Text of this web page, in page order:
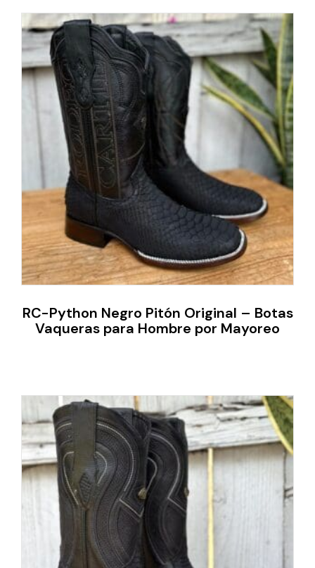
RC-Python Negro Pitón Original – Botas
Vaqueras para Hombre por Mayoreo